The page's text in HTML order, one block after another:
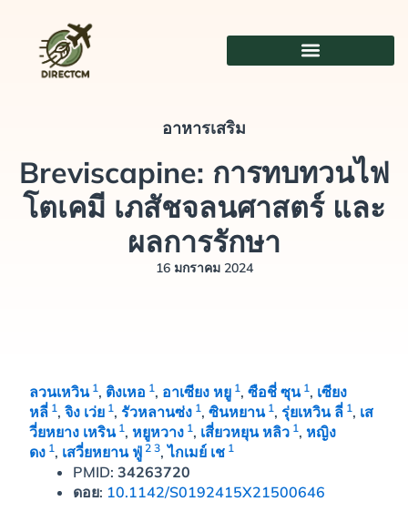
อาหารเสริม
Breviscapine: การทบทวนไฟ
โตเคมี เภสัชจลนศาสตร์ และ
ผลการรักษา
16 มกราคม 2024
ลวนเหวิน 1 , ติงเหอ 1 , อาเซียง หยู 1 ,ซือชี่ ซุน 1 , เซียง
หลี่ 1 ,จิง เว่ย 1 ,รัวหลานซ่ง 1 ,ซินหยาน 1 ,รุ่ยเหวิน ลี่ 1 , เส
วี่ยหยาง เหริน 1 , หยูหวาง 1 , เสี่ยวหยุน หลิว 1 , หญิง
ดง 1 , เสวี่ยหยาน ฟู่ 2 3,ไกเมย์ เช 1
PMID:34263720
ดอย: 10.1142/S0192415X21500646